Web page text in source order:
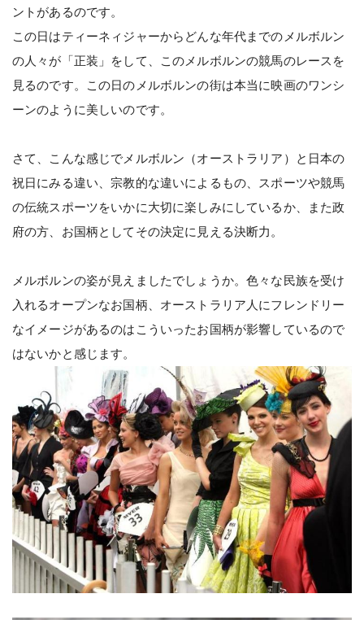
ントがあるのです。
この日はティーネィジャーからどんな年代までのメルボルン
の人々が「正装」をして、このメルボルンの競馬のレースを
見るのです。この日のメルボルンの街は本当に映画のワンシ
ーンのように美しいのです。
さて、こんな感じでメルボルン（オーストラリア）と日本の
祝日にみる違い、宗教的な違いによるもの、スポーツや競馬
の伝統スポーツをいかに大切に楽しみにしているか、また政
府の方、お国柄としてその決定に見える決断力。
メルボルンの姿が見えましたでしょうか。色々な民族を受け
入れるオープンなお国柄、オーストラリア人にフレンドリー
なイメージがあるのはこういったお国柄が影響しているので
はないかと感じます。